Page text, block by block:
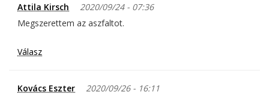
Attila Kirsch
2020/09/24 - 07:36
Megszerettem az aszfaltot.
Válasz
Kovács Eszter
2020/09/26 - 16:11